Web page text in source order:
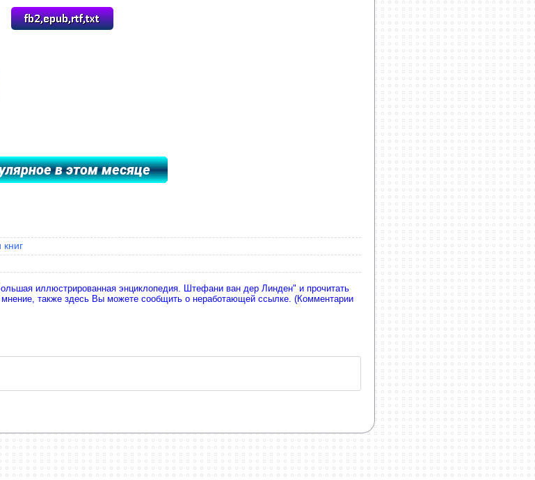
книг
иллюстрированная энциклопедия. Штефани ван дер Линден" и прочитать
также здесь Вы можете сообщить о неработающей ссылке. (Комментарии